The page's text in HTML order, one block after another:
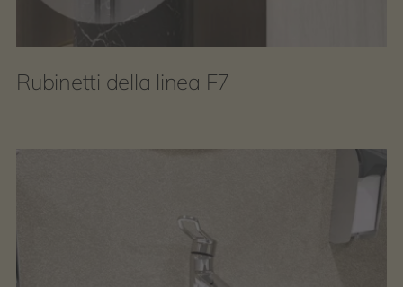
Rubinetti della linea F7